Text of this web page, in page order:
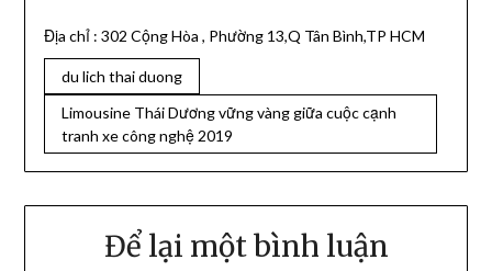
Địa chỉ : 302 Cộng Hòa , Phường 13,Q Tân Bình,TP HCM
du lich thai duong
Limousine Thái Dương vững vàng giữa cuộc cạnh
tranh xe công nghệ 2019
Để lại một bình luận